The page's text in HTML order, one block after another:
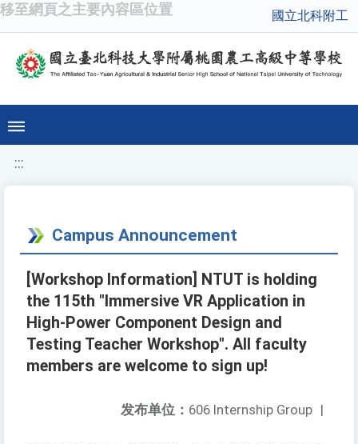
移至網頁之主要內容區位置 國立北科附工
:::
Campus Announcement
[Workshop Information] NTUT is holding
the 115th "Immersive VR Application in
High-Power Component Design and
Testing Teacher Workshop". All faculty
members are welcome to sign up!
发布单位： 606 Internship Group |